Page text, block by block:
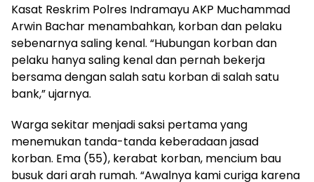
Kasat Reskrim Polres Indramayu AKP Muchammad
Arwin Bachar menambahkan, korban dan pelaku
sebenarnya saling kenal. “Hubungan korban dan
pelaku hanya saling kenal dan pernah bekerja
bersama dengan salah satu korban di salah satu
bank,” ujarnya.
Warga sekitar menjadi saksi pertama yang
menemukan tanda-tanda keberadaan jasad
korban. Ema (55), kerabat korban, mencium bau
busuk dari arah rumah. “Awalnya kami curiga karena